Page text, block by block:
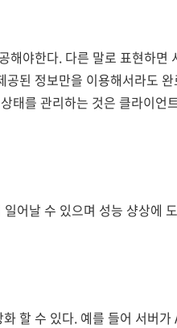
해야한다. 다른 말로 표현하면
된 정보만을 이용해서라도
태를 관리하는 것은 클라이언
어날 수 있으며 성능 샹상에
할 수 있다. 예를 들어 서버